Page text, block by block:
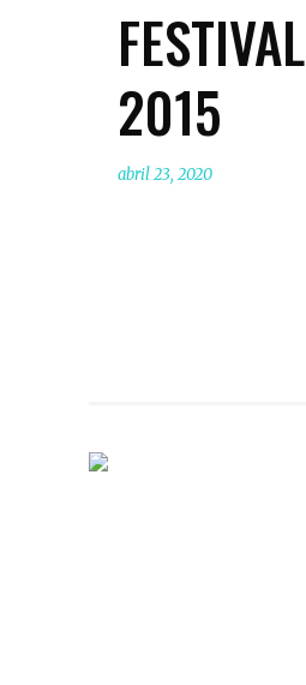
FESTIVAL
2015
abril 23, 2020